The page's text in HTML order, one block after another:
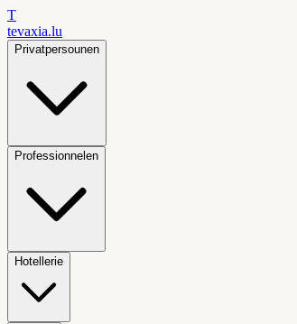
T
tevaxia.lu
Privatpersounen
Professionnelen
Hotellerie